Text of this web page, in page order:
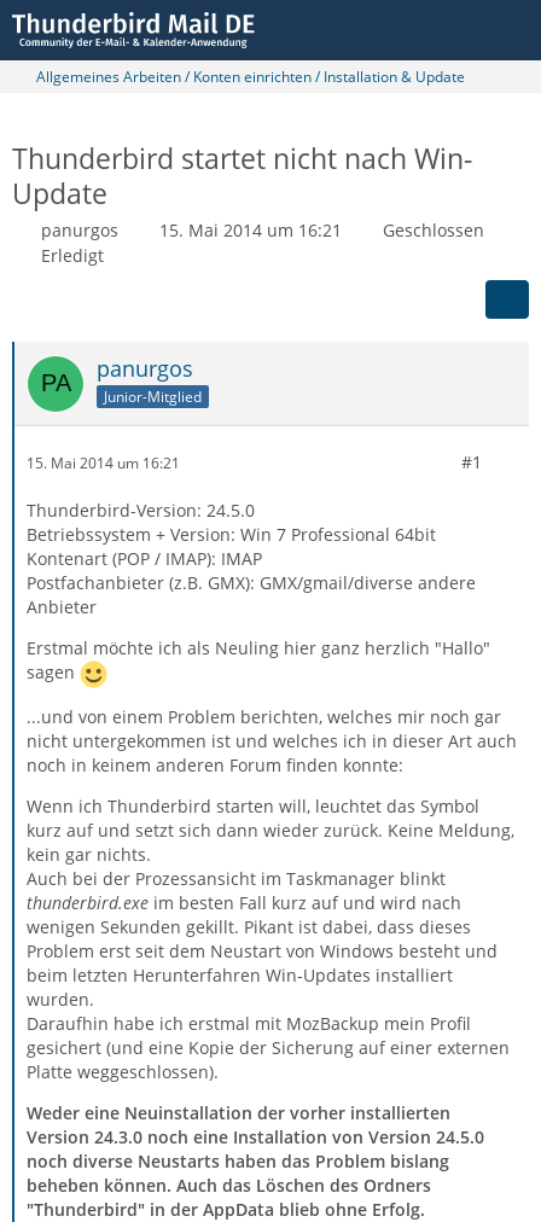
Allgemeines Arbeiten / Konten einrichten / Installation & Update
Thunderbird startet nicht nach Win-
Update
panurgos 15. Mai 2014 um 16:21
Geschlossen
Erledigt
panurgos
Junior-Mitglied
15. Mai 2014 um 16:21 #1
Thunderbird-Version: 24.5.0
Betriebssystem + Version: Win 7 Professional 64bit
Kontenart (POP / IMAP): IMAP
Postfachanbieter (z.B. GMX): GMX/gmail/diverse andere
Anbieter
Erstmal möchte ich als Neuling hier ganz herzlich "Hallo"
sagen
...und von einem Problem berichten, welches mir noch gar
nicht untergekommen ist und welches ich in dieser Art auch
noch in keinem anderen Forum finden konnte:
Wenn ich Thunderbird starten will, leuchtet das Symbol
kurz auf und setzt sich dann wieder zurück. Keine Meldung,
kein gar nichts.
Auch bei der Prozessansicht im Taskmanager blinkt
thunderbird.exe im besten Fall kurz auf und wird nach
wenigen Sekunden gekillt. Pikant ist dabei, dass dieses
Problem erst seit dem Neustart von Windows besteht und
beim letzten Herunterfahren Win-Updates installiert
wurden.
Daraufhin habe ich erstmal mit MozBackup mein Profil
gesichert (und eine Kopie der Sicherung auf einer externen
Platte weggeschlossen).
Weder eine Neuinstallation der vorher installierten
Version 24.3.0 noch eine Installation von Version 24.5.0
noch diverse Neustarts haben das Problem bislang
beheben können. Auch das Löschen des Ordners
"Thunderbird" in der AppData blieb ohne Erfolg.